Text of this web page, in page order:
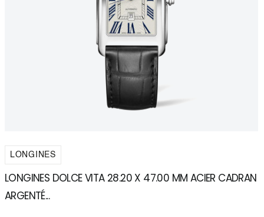
LONGINES
LONGINES DOLCE VITA 28.20 X 47.00 MM ACIER CADRAN
ARGENTÉ...